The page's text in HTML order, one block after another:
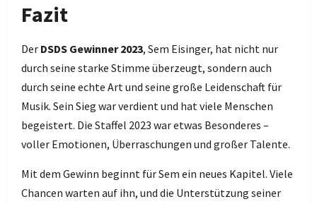
Fazit
Der DSDS Gewinner 2023, Sem Eisinger, hat nicht nur
durch seine starke Stimme überzeugt, sondern auch
durch seine echte Art und seine große Leidenschaft für
Musik. Sein Sieg war verdient und hat viele Menschen
begeistert. Die Staffel 2023 war etwas Besonderes –
voller Emotionen, Überraschungen und großer Talente.
Mit dem Gewinn beginnt für Sem ein neues Kapitel. Viele
Chancen warten auf ihn, und die Unterstützung seiner